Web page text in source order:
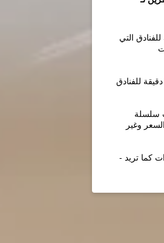
التي
للفنادق
سلسلة
وغير
كما تريد -